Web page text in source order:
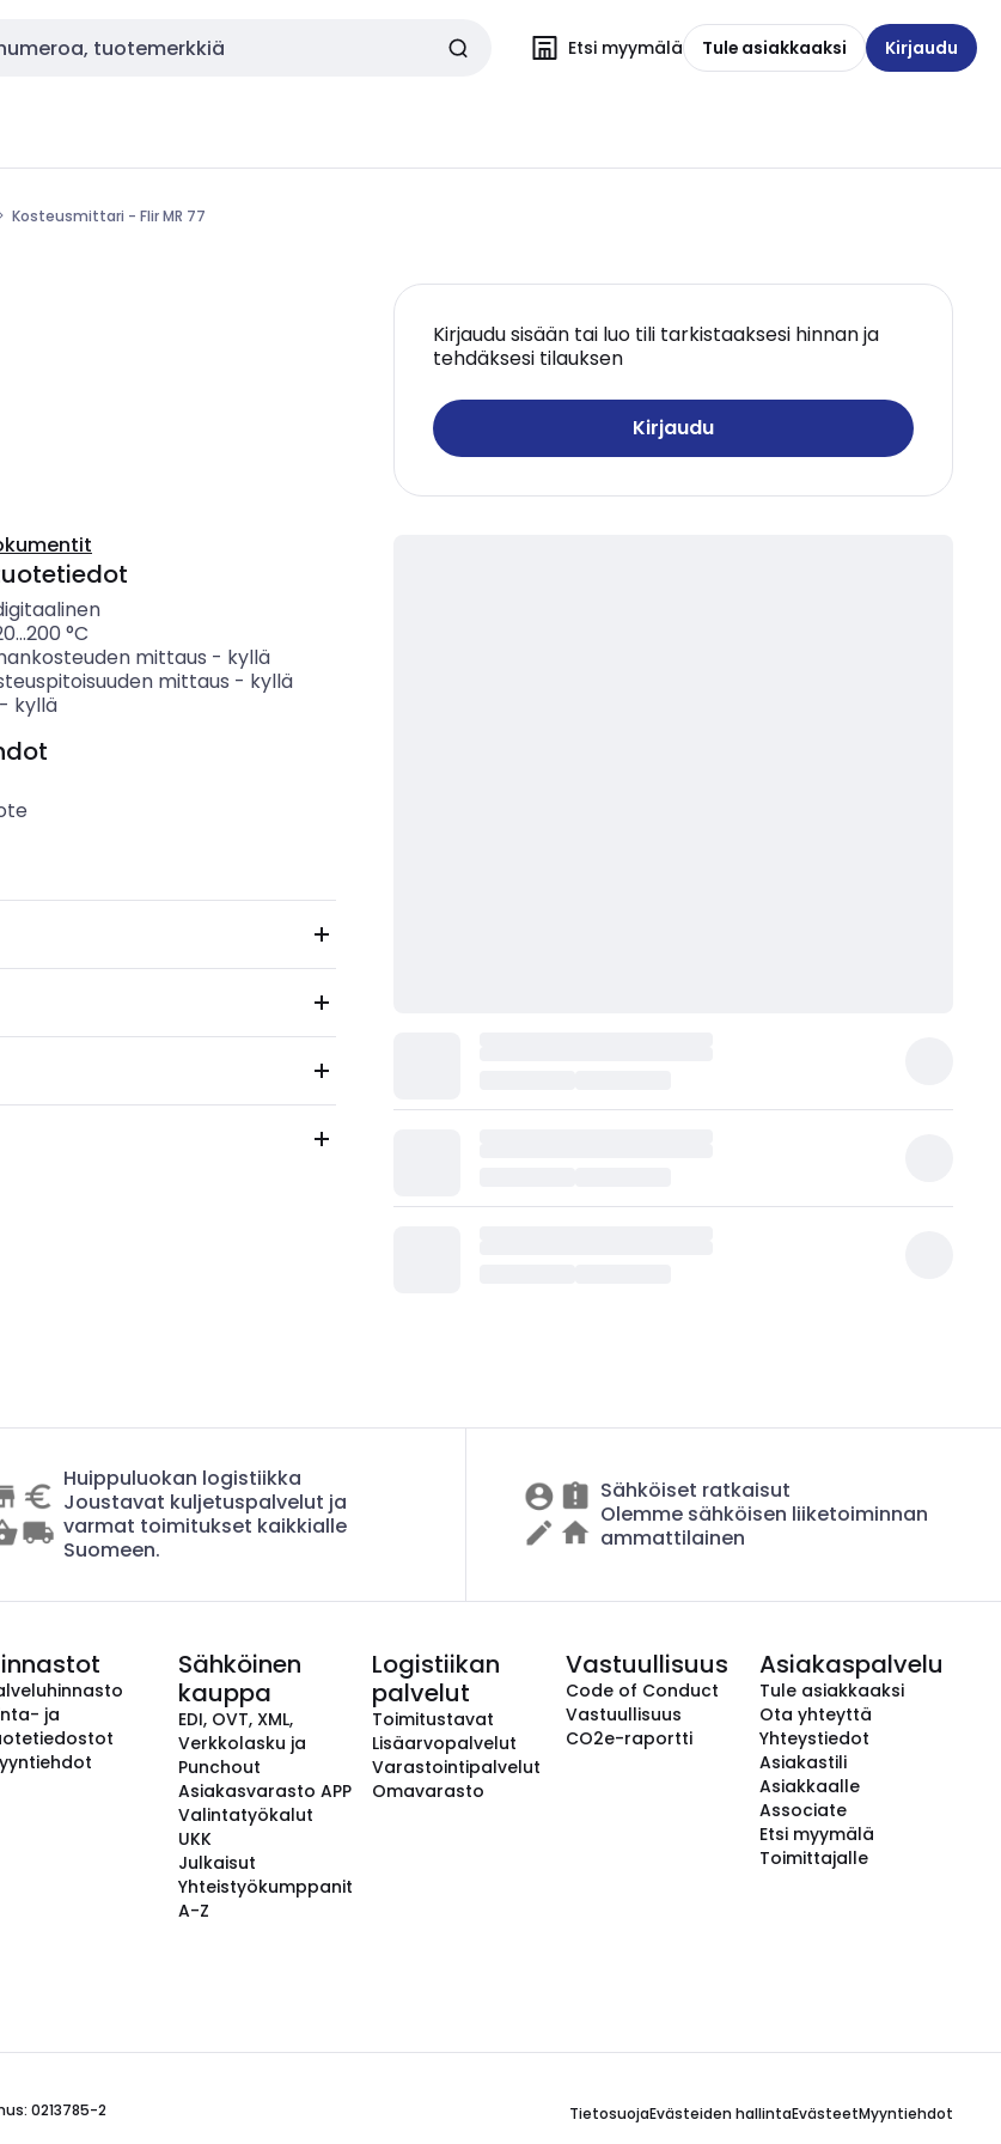
Etsi myymälä Tule asiakkaaksi Kirjaudu
Kosteusmittari - Flir MR 77
Kirjaudu sisään tai luo tili tarkistaaksesi hinnan ja
tehdäksesi tilauksen
Kirjaudu
°C
mittaus - kyllä
mittaus - kyllä
kyllä
Huippuluokan logistiikka
Joustavat kuljetuspalvelut ja
varmat toimitukset kaikkialle
Suomeen.
Sähköiset ratkaisut
Olemme sähköisen liiketoiminnan
ammattilainen
ja
Sähköinen
kauppa
EDI, OVT, XML,
Verkkolasku ja
Punchout
Asiakasvarasto APP
Valintatyökalut
UKK
Julkaisut
Yhteistyökumppanit
A-Z
Logistiikan
palvelut
Toimitustavat
Lisäarvopalvelut
Varastointipalvelut
Omavarasto
Vastuullisuus
Code of Conduct
Vastuullisuus
CO2e-raportti
Asiakaspalvelu
Tule asiakkaaksi
Ota yhteyttä
Yhteystiedot
Asiakastili
Asiakkaalle
Associate
Etsi myymälä
Toimittajalle
0213785-2 TietosuojaEvästeiden hallintaEvästeetMyyntiehdot